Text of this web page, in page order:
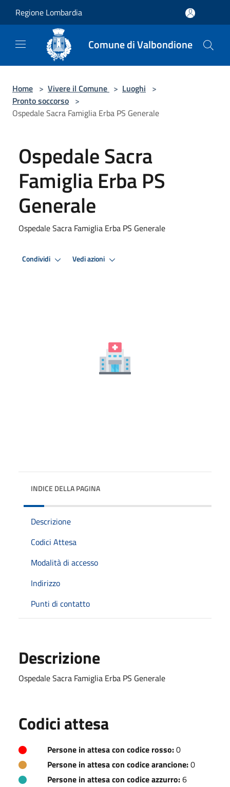
Regione Lombardia
Comune di Valbondione
Home > Vivere il Comune > Luoghi >
Pronto soccorso >
Ospedale Sacra Famiglia Erba PS Generale
Ospedale Sacra
Famiglia Erba PS
Generale
Ospedale Sacra Famiglia Erba PS Generale
Condividi Vedi azioni
INDICE DELLA PAGINA
Descrizione
Codici Attesa
Modalità di accesso
Indirizzo
Punti di contatto
Descrizione
Ospedale Sacra Famiglia Erba PS Generale
Codici attesa
Persone in attesa con codice rosso:0
Persone in attesa con codice arancione:0
Persone in attesa con codice azzurro:6